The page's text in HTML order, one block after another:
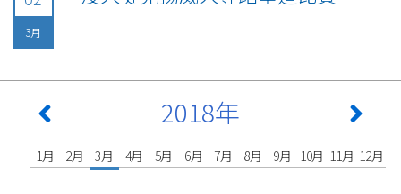
3月
2018年
1月 2月 3月 4月 5月 6月 7月 8月 9月 10月 11月 12月